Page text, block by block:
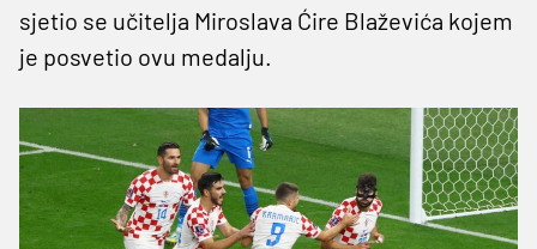
sjetio se učitelja Miroslava Ćire Blaževića kojem
je posvetio ovu medalju.